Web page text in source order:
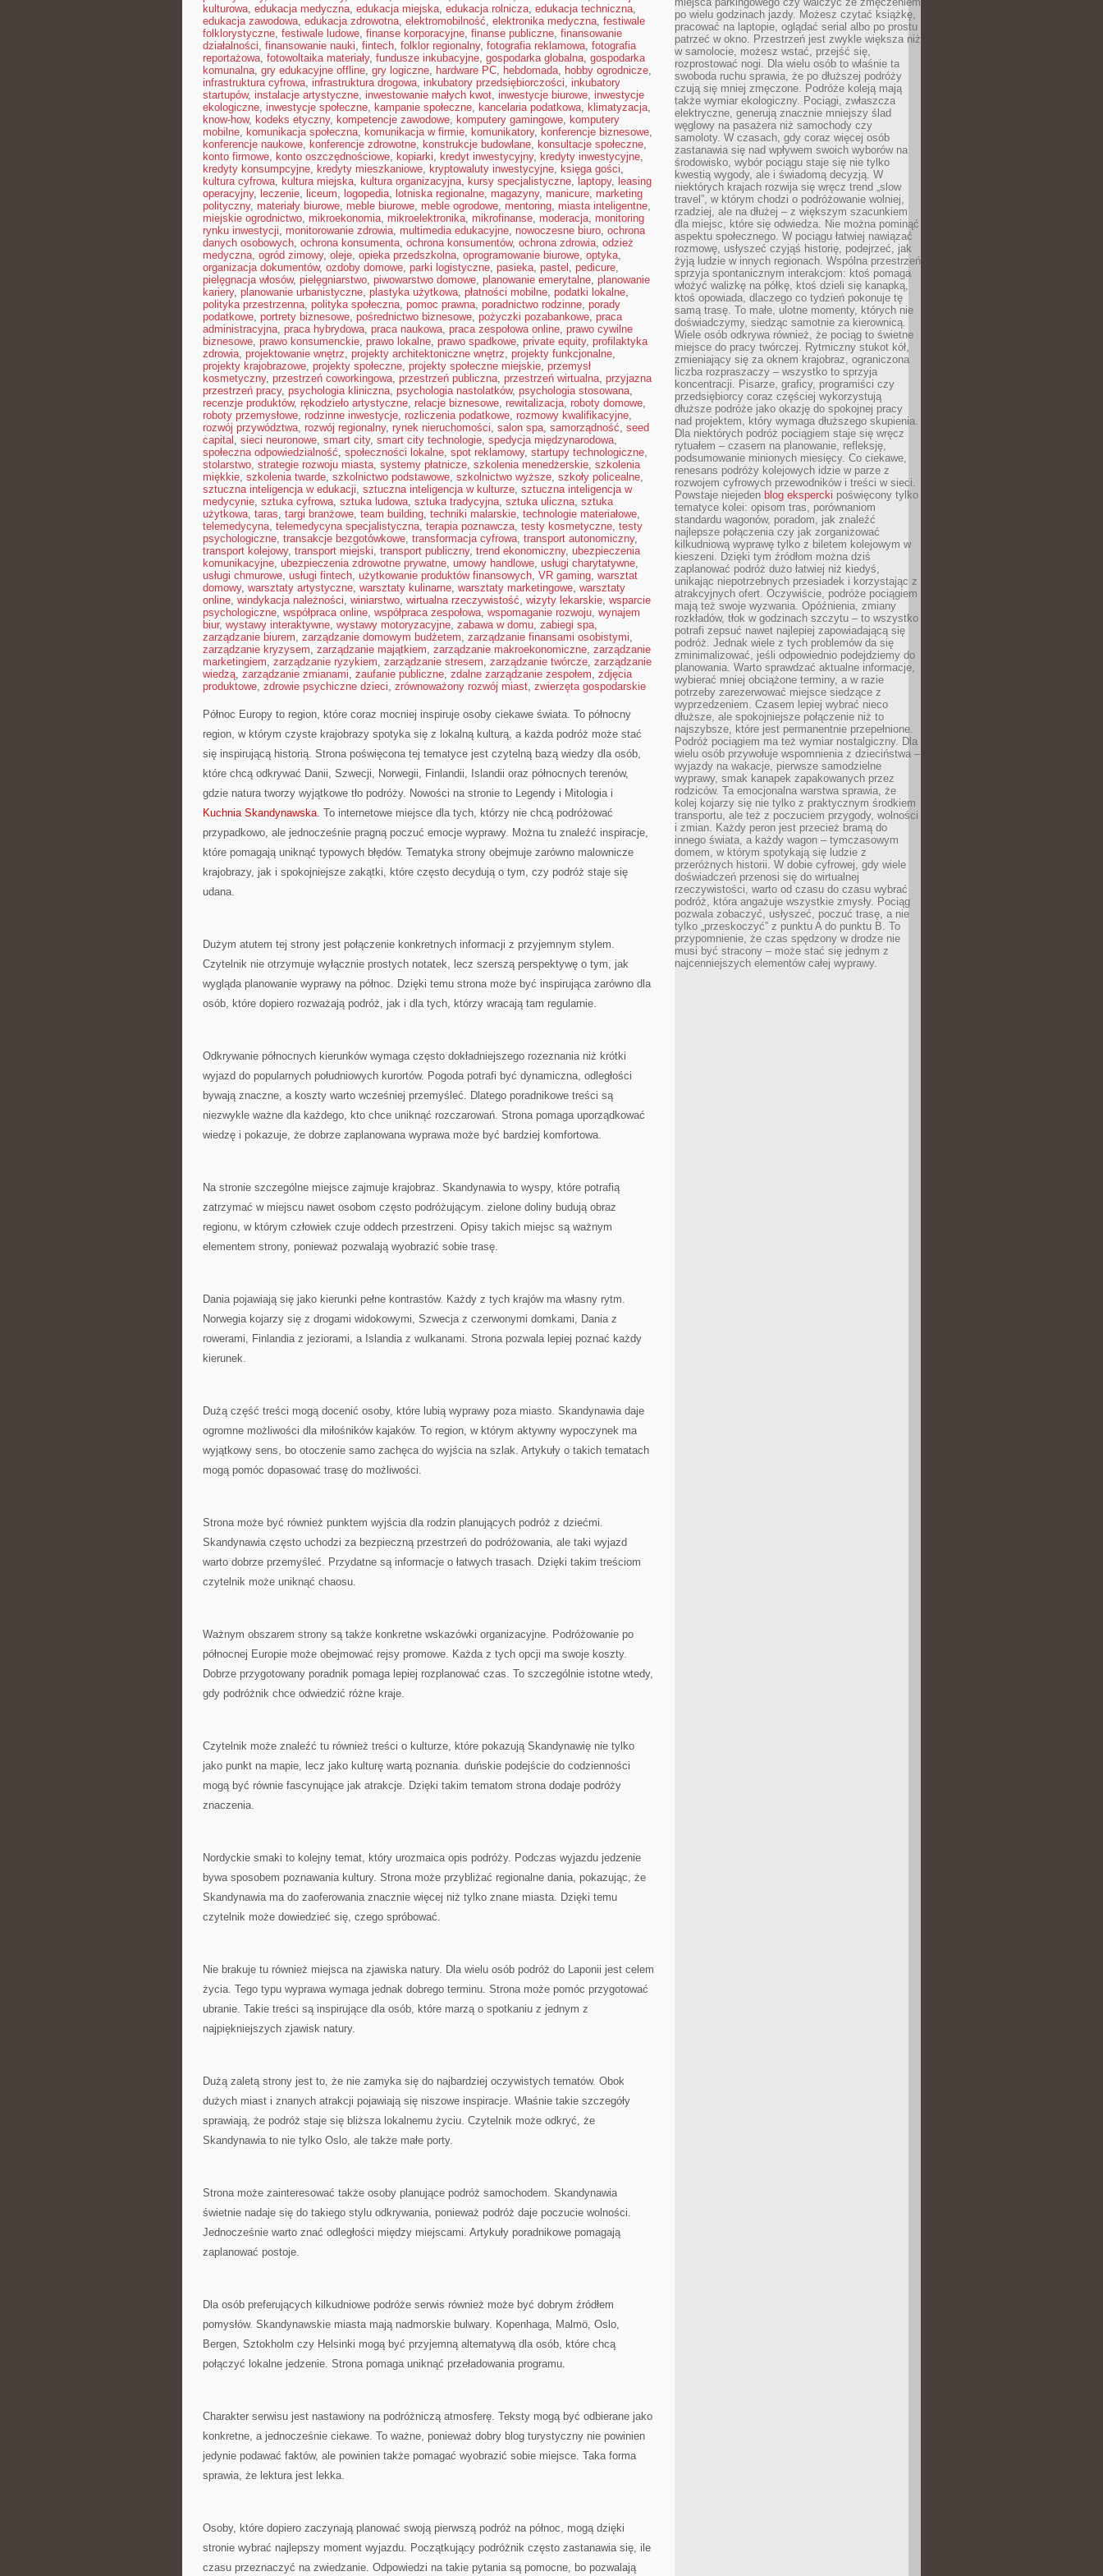
kulturowa, edukacja medyczna, edukacja miejska, edukacja rolnicza, edukacja techniczna,
edukacja zawodowa, edukacja zdrowotna, elektromobilność, elektronika medyczna, festiwale
folklorystyczne, festiwale ludowe, finanse korporacyjne, finanse publiczne, finansowanie
działalności, finansowanie nauki, fintech, folklor regionalny, fotografia reklamowa, fotografia
reportażowa, fotowoltaika materiały, fundusze inkubacyjne, gospodarka globalna, gospodarka
komunalna, gry edukacyjne offline, gry logiczne, hardware PC, hebdomada, hobby ogrodnicze,
infrastruktura cyfrowa, infrastruktura drogowa, inkubatory przedsiębiorczości, inkubatory
startupów, instalacje artystyczne, inwestowanie małych kwot, inwestycje biurowe, inwestycje
ekologiczne, inwestycje społeczne, kampanie społeczne, kancelaria podatkowa, klimatyzacja,
know-how, kodeks etyczny, kompetencje zawodowe, komputery gamingowe, komputery
mobilne, komunikacja społeczna, komunikacja w firmie, komunikatory, konferencje biznesowe,
konferencje naukowe, konferencje zdrowotne, konstrukcje budowlane, konsultacje społeczne,
konto firmowe, konto oszczędnościowe, kopiarki, kredyt inwestycyjny, kredyty inwestycyjne,
kredyty konsumpcyjne, kredyty mieszkaniowe, kryptowaluty inwestycyjne, księga gości,
kultura cyfrowa, kultura miejska, kultura organizacyjna, kursy specjalistyczne, laptopy, leasing
operacyjny, leczenie, liceum, logopedia, lotniska regionalne, magazyny, manicure, marketing
polityczny, materiały biurowe, meble biurowe, meble ogrodowe, mentoring, miasta inteligentne,
miejskie ogrodnictwo, mikroekonomia, mikroelektronika, mikrofinanse, moderacja, monitoring
rynku inwestycji, monitorowanie zdrowia, multimedia edukacyjne, nowoczesne biuro, ochrona
danych osobowych, ochrona konsumenta, ochrona konsumentów, ochrona zdrowia, odzież
medyczna, ogród zimowy, oleje, opieka przedszkolna, oprogramowanie biurowe, optyka,
organizacja dokumentów, ozdoby domowe, parki logistyczne, pasieka, pastel , pedicure,
pielęgnacja włosów, pielęgniarstwo, piwowarstwo domowe, planowanie emerytalne, planowanie
kariery, planowanie urbanistyczne, plastyka użytkowa, płatności mobilne, podatki lokalne,
polityka przestrzenna, polityka społeczna, pomoc prawna, poradnictwo rodzinne, porady
podatkowe, portrety biznesowe, pośrednictwo biznesowe, pożyczki pozabankowe, praca
administracyjna, praca hybrydowa, praca naukowa, praca zespołowa online, prawo cywilne
biznesowe, prawo konsumenckie, prawo lokalne, prawo spadkowe, private equity, profilaktyka
zdrowia, projektowanie wnętrz, projekty architektoniczne wnętrz, projekty funkcjonalne,
projekty krajobrazowe, projekty społeczne, projekty społeczne miejskie, przemysł
kosmetyczny, przestrzeń coworkingowa, przestrzeń publiczna, przestrzeń wirtualna, przyjazna
przestrzeń pracy, psychologia kliniczna, psychologia nastolatków, psychologia stosowana,
recenzje produktów, rękodzieło artystyczne, relacje biznesowe, rewitalizacja, roboty domowe,
roboty przemysłowe, rodzinne inwestycje, rozliczenia podatkowe, rozmowy kwalifikacyjne,
rozwój przywództwa, rozwój regionalny, rynek nieruchomości, salon spa, samorządność, seed
capital , sieci neuronowe, smart city, smart city technologie, spedycja międzynarodowa,
społeczna odpowiedzialność, społeczności lokalne, spot reklamowy, startupy technologiczne,
stolarstwo, strategie rozwoju miasta, systemy płatnicze, szkolenia menedżerskie, szkolenia
miękkie, szkolenia twarde, szkolnictwo podstawowe, szkolnictwo wyższe, szkoły policealne,
sztuczna inteligencja w edukacji, sztuczna inteligencja w kulturze, sztuczna inteligencja w
medycynie, sztuka cyfrowa, sztuka ludowa, sztuka tradycyjna, sztuka uliczna, sztuka
użytkowa, taras, targi branżowe, team building, techniki malarskie, technologie materiałowe,
telemedycyna, telemedycyna specjalistyczna, terapia poznawcza, testy kosmetyczne, testy
psychologiczne, transakcje bezgotówkowe, transformacja cyfrowa, transport autonomiczny,
transport kolejowy, transport miejski, transport publiczny, trend ekonomiczny, ubezpieczenia
komunikacyjne, ubezpieczenia zdrowotne prywatne, umowy handlowe, usługi charytatywne,
usługi chmurowe, usługi fintech, użytkowanie produktów finansowych, VR gaming, warsztat
domowy, warsztaty artystyczne, warsztaty kulinarne, warsztaty marketingowe, warsztaty
online, windykacja należności, winiarstwo, wirtualna rzeczywistość, wizyty lekarskie, wsparcie
psychologiczne, współpraca online, współpraca zespołowa, wspomaganie rozwoju, wynajem
biur, wystawy interaktywne, wystawy motoryzacyjne, zabawa w domu, zabiegi spa,
zarządzanie biurem, zarządzanie domowym budżetem, zarządzanie finansami osobistymi,
zarządzanie kryzysem, zarządzanie majątkiem, zarządzanie makroekonomiczne, zarządzanie
marketingiem, zarządzanie ryzykiem, zarządzanie stresem, zarządzanie twórcze, zarządzanie
wiedzą, zarządzanie zmianami, zaufanie publiczne, zdalne zarządzanie zespołem, zdjęcia
produktowe, zdrowie psychiczne dzieci, zrównoważony rozwój miast, zwierzęta gospodarskie
Północ Europy to region, które coraz mocniej inspiruje osoby ciekawe świata. To północny
region, w którym czyste krajobrazy spotyka się z lokalną kulturą, a każda podróż może stać
się inspirującą historią. Strona poświęcona tej tematyce jest czytelną bazą wiedzy dla osób,
które chcą odkrywać Danii, Szwecji, Norwegii, Finlandii, Islandii oraz północnych terenów,
gdzie natura tworzy wyjątkowe tło podróży. Nowości na stronie to Legendy i Mitologia i
Kuchnia Skandynawska. To internetowe miejsce dla tych, którzy nie chcą podróżować
przypadkowo, ale jednocześnie pragną poczuć emocje wyprawy. Można tu znaleźć inspiracje,
które pomagają uniknąć typowych błędów. Tematyka strony obejmuje zarówno malownicze
krajobrazy, jak i spokojniejsze zakątki, które często decydują o tym, czy podróż staje się
udana.
Dużym atutem tej strony jest połączenie konkretnych informacji z przyjemnym stylem.
Czytelnik nie otrzymuje wyłącznie prostych notatek, lecz szerszą perspektywę o tym, jak
wygląda planowanie wyprawy na północ. Dzięki temu strona może być inspirująca zarówno dla
osób, które dopiero rozważają podróż, jak i dla tych, którzy wracają tam regularnie.
Odkrywanie północnych kierunków wymaga często dokładniejszego rozeznania niż krótki
wyjazd do popularnych południowych kurortów. Pogoda potrafi być dynamiczna, odległości
bywają znaczne, a koszty warto wcześniej przemyśleć. Dlatego poradnikowe treści są
niezwykle ważne dla każdego, kto chce uniknąć rozczarowań. Strona pomaga uporządkować
wiedzę i pokazuje, że dobrze zaplanowana wyprawa może być bardziej komfortowa.
Na stronie szczególne miejsce zajmuje krajobraz. Skandynawia to wyspy, które potrafią
zatrzymać w miejscu nawet osobom często podróżującym. zielone doliny budują obraz
regionu, w którym człowiek czuje oddech przestrzeni. Opisy takich miejsc są ważnym
elementem strony, ponieważ pozwalają wyobrazić sobie trasę.
Dania pojawiają się jako kierunki pełne kontrastów. Każdy z tych krajów ma własny rytm.
Norwegia kojarzy się z drogami widokowymi, Szwecja z czerwonymi domkami, Dania z
rowerami, Finlandia z jeziorami, a Islandia z wulkanami. Strona pozwala lepiej poznać każdy
kierunek.
Dużą część treści mogą docenić osoby, które lubią wyprawy poza miasto. Skandynawia daje
ogromne możliwości dla miłośników kajaków. To region, w którym aktywny wypoczynek ma
wyjątkowy sens, bo otoczenie samo zachęca do wyjścia na szlak. Artykuły o takich tematach
mogą pomóc dopasować trasę do możliwości.
Strona może być również punktem wyjścia dla rodzin planujących podróż z dziećmi.
Skandynawia często uchodzi za bezpieczną przestrzeń do podróżowania, ale taki wyjazd
warto dobrze przemyśleć. Przydatne są informacje o łatwych trasach. Dzięki takim treściom
czytelnik może uniknąć chaosu.
Ważnym obszarem strony są także konkretne wskazówki organizacyjne. Podróżowanie po
północnej Europie może obejmować rejsy promowe. Każda z tych opcji ma swoje koszty.
Dobrze przygotowany poradnik pomaga lepiej rozplanować czas. To szczególnie istotne wtedy,
gdy podróżnik chce odwiedzić różne kraje.
Czytelnik może znaleźć tu również treści o kulturze, które pokazują Skandynawię nie tylko
jako punkt na mapie, lecz jako kulturę wartą poznania. duńskie podejście do codzienności
mogą być równie fascynujące jak atrakcje. Dzięki takim tematom strona dodaje podróży
znaczenia.
Nordyckie smaki to kolejny temat, który urozmaica opis podróży. Podczas wyjazdu jedzenie
bywa sposobem poznawania kultury. Strona może przybliżać regionalne dania, pokazując, że
Skandynawia ma do zaoferowania znacznie więcej niż tylko znane miasta. Dzięki temu
czytelnik może dowiedzieć się, czego spróbować.
Nie brakuje tu również miejsca na zjawiska natury. Dla wielu osób podróż do Laponii jest celem
życia. Tego typu wyprawa wymaga jednak dobrego terminu. Strona może pomóc przygotować
ubranie. Takie treści są inspirujące dla osób, które marzą o spotkaniu z jednym z
najpiękniejszych zjawisk natury.
Dużą zaletą strony jest to, że nie zamyka się do najbardziej oczywistych tematów. Obok
dużych miast i znanych atrakcji pojawiają się niszowe inspiracje. Właśnie takie szczegóły
sprawiają, że podróż staje się bliższa lokalnemu życiu. Czytelnik może odkryć, że
Skandynawia to nie tylko Oslo, ale także małe porty.
Strona może zainteresować także osoby planujące podróż samochodem. Skandynawia
świetnie nadaje się do takiego stylu odkrywania, ponieważ podróż daje poczucie wolności.
Jednocześnie warto znać odległości między miejscami. Artykuły poradnikowe pomagają
zaplanować postoje.
Dla osób preferujących kilkudniowe podróże serwis również może być dobrym źródłem
pomysłów. Skandynawskie miasta mają nadmorskie bulwary. Kopenhaga, Malmö, Oslo,
Bergen, Sztokholm czy Helsinki mogą być przyjemną alternatywą dla osób, które chcą
połączyć lokalne jedzenie. Strona pomaga uniknąć przeładowania programu.
Charakter serwisu jest nastawiony na podróżniczą atmosferę. Teksty mogą być odbierane jako
konkretne, a jednocześnie ciekawe. To ważne, ponieważ dobry blog turystyczny nie powinien
jedynie podawać faktów, ale powinien także pomagać wyobrazić sobie miejsce. Taka forma
sprawia, że lektura jest lekka.
Osoby, które dopiero zaczynają planować swoją pierwszą podróż na północ, mogą dzięki
stronie wybrać najlepszy moment wyjazdu. Początkujący podróżnik często zastanawia się, ile
czasu przeznaczyć na zwiedzanie. Odpowiedzi na takie pytania są pomocne, bo pozwalają
po wielu godzinach jazdy. Możesz czytać książkę,
pracować na laptopie, oglądać serial albo po prostu
patrzeć w okno. Przestrzeń jest zwykle większa niż
w samolocie, możesz wstać, przejść się,
rozprostować nogi. Dla wielu osób to właśnie ta
swoboda ruchu sprawia, że po dłuższej podróży
czują się mniej zmęczone. Podróże koleją mają
także wymiar ekologiczny. Pociągi, zwłaszcza
elektryczne, generują znacznie mniejszy ślad
węglowy na pasażera niż samochody czy
samoloty. W czasach, gdy coraz więcej osób
zastanawia się nad wpływem swoich wyborów na
środowisko, wybór pociągu staje się nie tylko
kwestią wygody, ale i świadomą decyzją. W
niektórych krajach rozwija się wręcz trend „slow
travel”, w którym chodzi o podróżowanie wolniej,
rzadziej, ale na dłużej – z większym szacunkiem
dla miejsc, które się odwiedza. Nie można pominąć
aspektu społecznego. W pociągu łatwiej nawiązać
rozmowę, usłyszeć czyjąś historię, podejrzeć, jak
żyją ludzie w innych regionach. Wspólna przestrzeń
sprzyja spontanicznym interakcjom: ktoś pomaga
włożyć walizkę na półkę, ktoś dzieli się kanapką,
ktoś opowiada, dlaczego co tydzień pokonuje tę
samą trasę. To małe, ulotne momenty, których nie
doświadczymy, siedząc samotnie za kierownicą.
Wiele osób odkrywa również, że pociąg to świetne
miejsce do pracy twórczej. Rytmiczny stukot kół,
zmieniający się za oknem krajobraz, ograniczona
liczba rozpraszaczy – wszystko to sprzyja
koncentracji. Pisarze, graficy, programiści czy
przedsiębiorcy coraz częściej wykorzystują
dłuższe podróże jako okazję do spokojnej pracy
nad projektem, który wymaga dłuższego skupienia.
Dla niektórych podróż pociągiem staje się wręcz
rytuałem – czasem na planowanie, refleksję,
podsumowanie minionych miesięcy. Co ciekawe,
renesans podróży kolejowych idzie w parze z
rozwojem cyfrowych przewodników i treści w sieci.
Powstaje niejeden blog ekspercki poświęcony tylko
tematyce kolei: opisom tras, porównaniom
standardu wagonów, poradom, jak znaleźć
najlepsze połączenia czy jak zorganizować
kilkudniową wyprawę tylko z biletem kolejowym w
kieszeni. Dzięki tym źródłom można dziś
zaplanować podróż dużo łatwiej niż kiedyś,
unikając niepotrzebnych przesiadek i korzystając z
atrakcyjnych ofert. Oczywiście, podróże pociągiem
mają też swoje wyzwania. Opóźnienia, zmiany
rozkładów, tłok w godzinach szczytu – to wszystko
potrafi zepsuć nawet najlepiej zapowiadającą się
podróż. Jednak wiele z tych problemów da się
zminimalizować, jeśli odpowiednio podejdziemy do
planowania. Warto sprawdzać aktualne informacje,
wybierać mniej obciążone terminy, a w razie
potrzeby zarezerwować miejsce siedzące z
wyprzedzeniem. Czasem lepiej wybrać nieco
dłuższe, ale spokojniejsze połączenie niż to
najszybsze, które jest permanentnie przepełnione.
Podróż pociągiem ma też wymiar nostalgiczny. Dla
wielu osób przywołuje wspomnienia z dzieciństwa –
wyjazdy na wakacje, pierwsze samodzielne
wyprawy, smak kanapek zapakowanych przez
rodziców. Ta emocjonalna warstwa sprawia, że
kolej kojarzy się nie tylko z praktycznym środkiem
transportu, ale też z poczuciem przygody, wolności
i zmian. Każdy peron jest przecież bramą do
innego świata, a każdy wagon – tymczasowym
domem, w którym spotykają się ludzie z
przeróżnych historii. W dobie cyfrowej, gdy wiele
doświadczeń przenosi się do wirtualnej
rzeczywistości, warto od czasu do czasu wybrać
podróż, która angażuje wszystkie zmysły. Pociąg
pozwala zobaczyć, usłyszeć, poczuć trasę, a nie
tylko „przeskoczyć” z punktu A do punktu B. To
przypomnienie, że czas spędzony w drodze nie
musi być stracony – może stać się jednym z
najcenniejszych elementów całej wyprawy.